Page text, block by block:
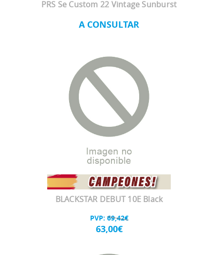
PRS Se Custom 22 Vintage Sunburst
A CONSULTAR
BLACKSTAR DEBUT 10E Black
PVP: 69,42€
63,00€